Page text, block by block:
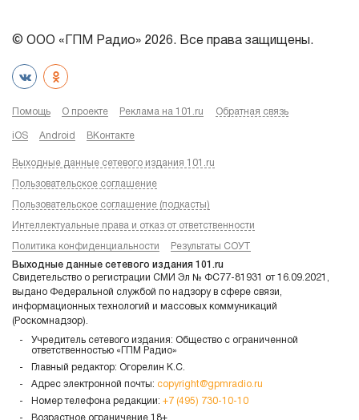
© ООО «ГПМ Радио» 2026. Все права защищены.
Помощь О проекте Реклама на 101.ru Обратная связь
iOS Android ВКонтакте
Выходные данные сетевого издания 101.ru
Пользовательское соглашение
Пользовательское соглашение (подкасты)
Интеллектуальные права и отказ от ответственности
Политика конфиденциальности Результаты СОУТ
Выходные данные сетевого издания 101.ru
Свидетельство о регистрации СМИ Эл № ФС77-81931 от 16.09.2021,
выдано Федеральной службой по надзору в сфере связи,
информационных технологий и массовых коммуникаций
(Роскомнадзор).
Учредитель сетевого издания: Общество с ограниченной
ответственностью «ГПМ Радио»
Главный редактор: Огорелин К.С.
Адрес электронной почты: copyright@gpmradio.ru
Номер телефона редакции: +7 (495) 730-10-10